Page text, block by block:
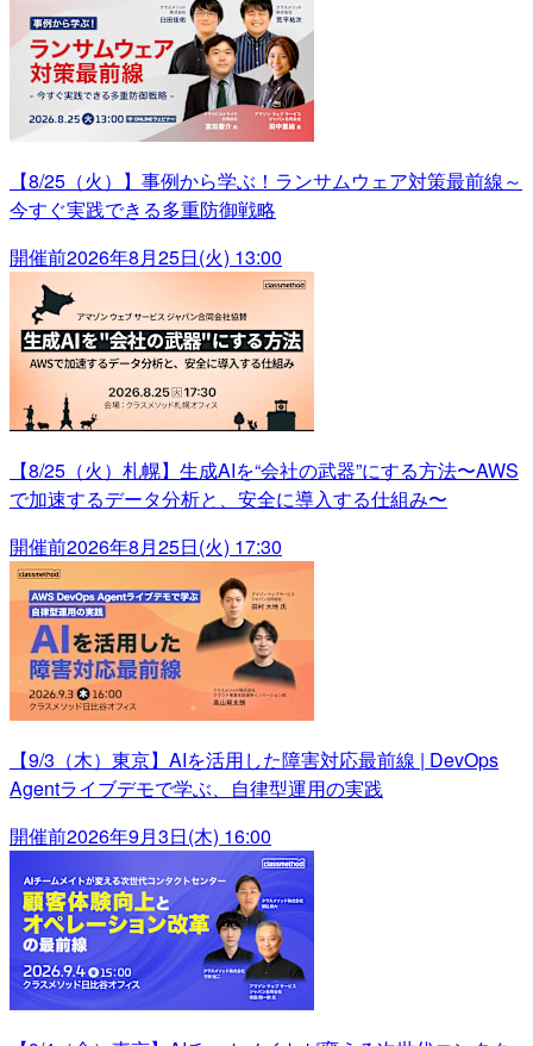
【8/25（火）】事例から学ぶ！ランサムウェア対策最前線～
今すぐ実践できる多重防御戦略
開催前2026年8月25日(火) 13:00
【8/25（火）札幌】生成AIを“会社の武器”にする方法〜AWS
で加速するデータ分析と、安全に導入する仕組み〜
開催前2026年8月25日(火) 17:30
【9/3（木）東京】AIを活用した障害対応最前線 | DevOps
Agentライブデモで学ぶ、自律型運用の実践
開催前2026年9月3日(木) 16:00